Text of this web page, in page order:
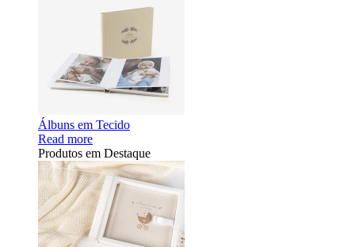
Álbuns em Tecido
Read more
Produtos em Destaque